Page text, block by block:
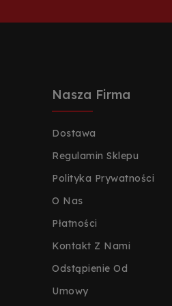
Nasza Firma
Dostawa
Regulamin Sklepu
Polityka Prywatności
O Nas
Płatności
Kontakt Z Nami
Odstąpienie Od
Umowy